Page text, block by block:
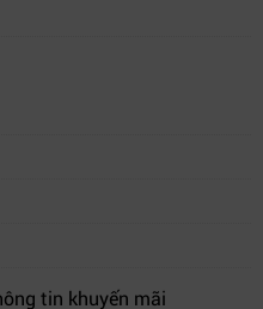
tin khuyến mãi